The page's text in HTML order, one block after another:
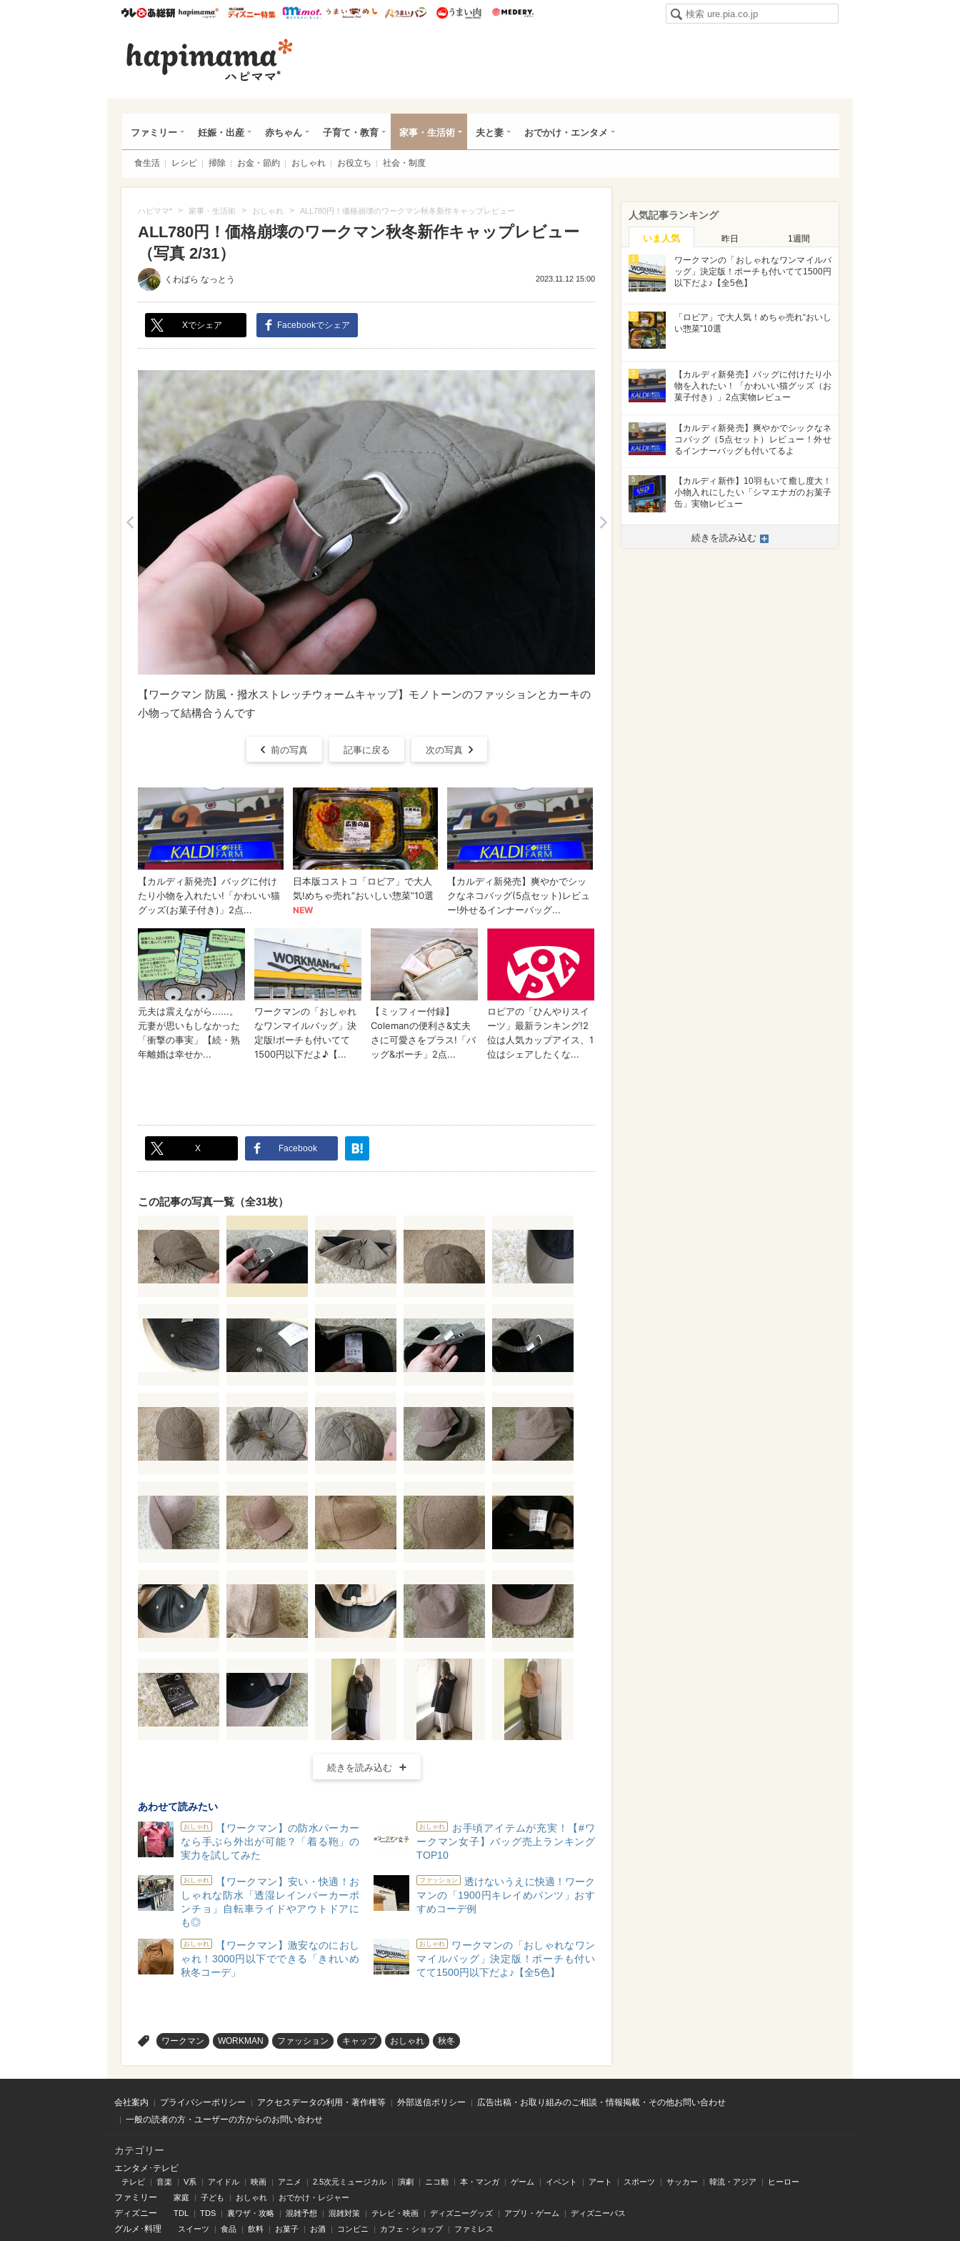
ウレぴあ総研ハピママ* ウレぴあ総研 ディズニー特集
mimot. うまいめし うまいパン うまい肉
ファミリー 妊娠・出産 赤ちゃん 子育て・教育 家事・生活術 夫と妻 おでかけ・エンタメ
食生活 レシピ 掃除 お金・節約 おしゃれ お役立ち 社会・制度
ハピママ* > 家事・生活術 > おしゃれ > ALL780円！価格崩壊のワークマン秋冬新作キャップレビュー
ALL780円！価格崩壊のワークマン秋冬新作キャップレビュー
（写真 2/31）
くわばら なっとう 2023.11.12 15:00
Xでシェア Facebookでシェア
【ワークマン 防風・撥水ストレッチウォームキャップ】モノトーンのファッションとカーキの
小物って結構合うんです
前の写真 記事に戻る 次の写真
X Facebook
この記事の写真一覧（全31枚）
続きを読み込む
あわせて読みたい
おしゃれ
【ワークマン】の防水パーカー
なら手ぶら外出が可能？「着る鞄」の
実力を試してみた
おしゃれ
お手頃アイテムが充実！【#ワ
ークマン女子】バッグ売上ランキング
TOP10
おしゃれ
【ワークマン】安い・快適！お
しゃれな防水「透湿レインパーカーポ
ンチョ」自転車ライドやアウトドアに
も◎
ファッション
透けないうえに快適！ワーク
マンの「1900円キレイめパンツ」おす
すめコーデ例
おしゃれ
【ワークマン】激安なのにおし
ゃれ！3000円以下でできる「きれいめ
秋冬コーデ」
おしゃれ
ワークマンの「おしゃれなワン
マイルバッグ」決定版！ポーチも付い
てて1500円以下だよ♪【全5色】
ワークマン WORKMAN ファッション キャップ おしゃれ 秋冬
人気記事ランキング
いま人気 昨日 1週間
1
ワークマンの「おしゃれなワンマイルバ
ッグ」決定版！ポーチも付いてて1500円
以下だよ♪【全5色】
2
「ロピア」で大人気！めちゃ売れ“おいし
い惣菜”10選
3
【カルディ新発売】バッグに付けたり小
物を入れたい！「かわいい猫グッズ（お
菓子付き）」2点実物レビュー
4
【カルディ新発売】爽やかでシックなネ
コバッグ（5点セット）レビュー！外せ
るインナーバッグも付いてるよ
5
【カルディ新作】10羽もいて癒し度大！
小物入れにしたい「シマエナガのお菓子
缶」実物レビュー
続きを読み込む
会社案内 プライバシーポリシー アクセスデータの利用・著作権等 外部送信ポリシー
広告出稿・お取り組みのご相談・情報掲載・その他お問い合わせ
一般の読者の方・ユーザーの方からのお問い合わせ
カテゴリー
エンタメ･テレビ
テレビ 音楽 V系 アイドル 映画 アニメ 2.5次元ミュージカル 演劇 ニコ動 本・マンガ ゲーム イベント アート スポーツ サッカー 韓流・アジア ヒーロー
ファミリー 家庭 子ども おしゃれ おでかけ・レジャー
ディズニー TDL TDS 裏ワザ・攻略 混雑予想 混雑対策 テレビ・映画 ディズニーグッズ アプリ・ゲーム ディズニーパス
グルメ･料理 スイーツ 食品 飲料 お菓子 お酒 コンビニ カフェ・ショップ ファミレス